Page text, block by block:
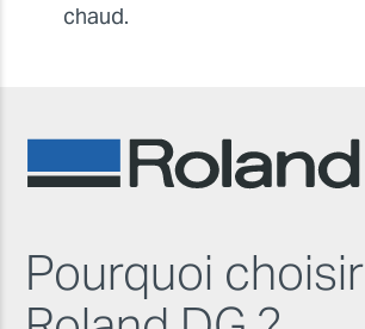
chaud.
Pourquoi choisir